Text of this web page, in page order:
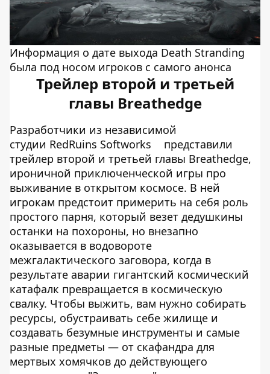
Информация о дате выхода Death Stranding
была под носом игроков с самого анонса
Трейлер второй и третьей
главы Breathedge
Разработчики из независимой
студии RedRuins Softworks
представили
трейлер второй и третьей главы Breathedge,
ироничной приключенческой игры про
выживание в открытом космосе. В ней
игрокам предстоит примерить на себя роль
простого парня, который везет дедушкины
останки на похороны, но внезапно
оказывается в водовороте
межгалактического заговора, когда в
результате аварии гигантский космический
катафалк превращается в космическую
свалку. Чтобы выжить, вам нужно собирать
ресурсы, обустраивать себе жилище и
создавать безумные инструменты и самые
разные предметы — от скафандра для
мертвых хомячков до действующего